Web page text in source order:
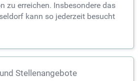
zu erreichen. Insbesondere das
kann so jederzeit besucht
Stellenangebote